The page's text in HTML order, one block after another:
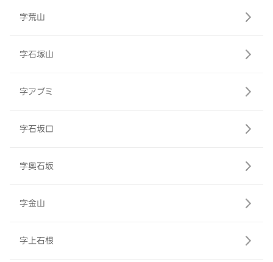
字荒山
字石塚山
字アブミ
字石坂口
字奥石坂
字金山
字上石根